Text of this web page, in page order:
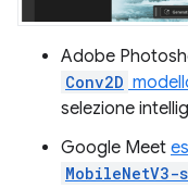
Adobe
Conv2D
selezione
Google Meet
MobileNetV3-